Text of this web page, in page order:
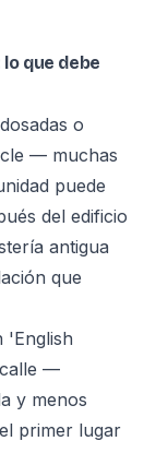
que debe
o
— muchas
puede
del edificio
antigua
que
'English
calle —
y menos
primer lugar